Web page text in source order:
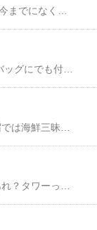
楓は４歳になりました プレゼントは大好きなホネ！ もう夢中ですあと、お散歩バッグにでも付けようと思って イニシャルモチーフのキーホルダーをプレゼントアウトレット価格で安かったんだワン最近自己主張が激しい楓たんだけど＾＾；この１年も元気に楽しく過ごそうね！